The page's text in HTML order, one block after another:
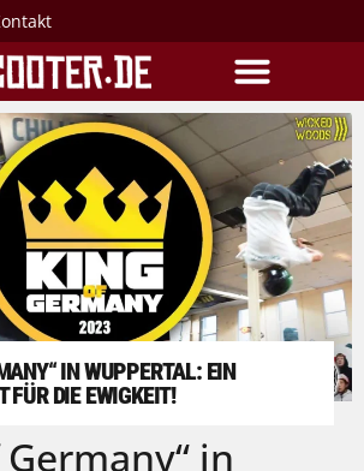
IN WUPPERTAL: EIN
FÜR DIE EWIGKEIT!
in